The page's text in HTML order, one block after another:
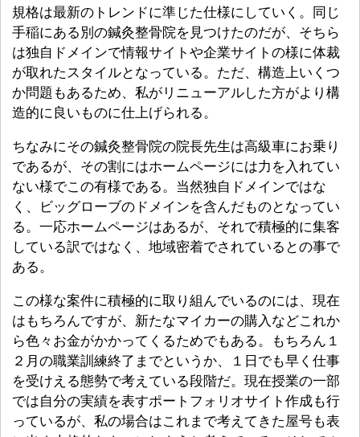
規格は最新のトレンドに準じた仕様にしていく。同じ
手稲にある別の鍼灸整骨院を見つけたのだが、そちら
は独自ドメインで情報サイトや企業サイトの様に体裁
が取れたスタイルとなっている。ただ、構造上いくつ
か問題もあるため、私がリニューアルした方がより構
造的に良いものに仕上げられる。
ちなみにその鍼灸整骨院の院長先生は高級車にお乗り
であるが、その割にはホームページには力を入れてい
ない様でこの有様である。当然独自ドメインではな
く、ビッグローブのドメインを含んだものとなってい
る。一応ホームページはあるが、それで積極的に集客
している訳ではなく、地域密着でされているとの事で
ある。
この様な案件に積極的に取り組んでいるのには、現在
はもちろんですが、新たなマイカーの購入などこれか
ら色々お金がかかってくるためでもある。もちろん１
２月の職業訓練終了までというか、１日でも早く仕事
を受けえる態勢で考えている段階だ。現在授業の一部
では自分の実績を表すポートフォリオサイト作成も行
っているが、私の場合はこれまで考えてきた屋号も表